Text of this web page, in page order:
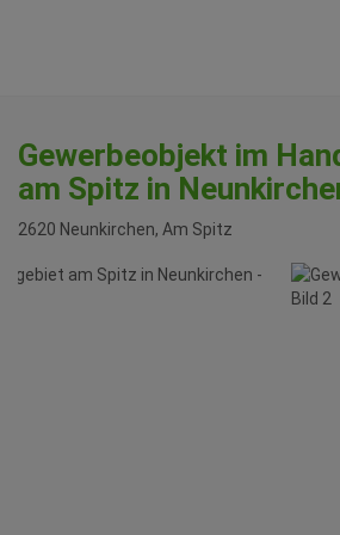
Gewerbeobjekt im
am Spitz in
2620 Neunkirchen, Am Spitz